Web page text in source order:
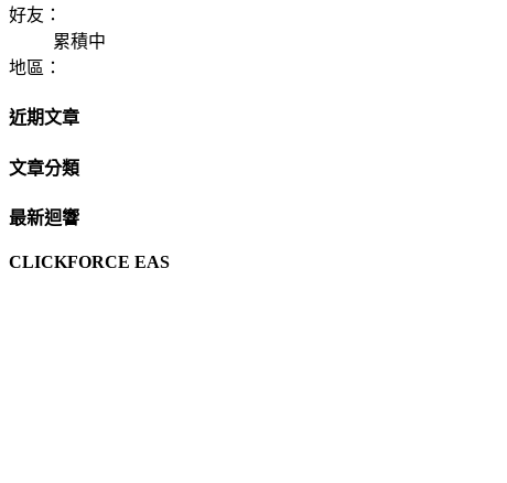
好友：
累積中
地區：
近期文章
文章分類
最新迴響
CLICKFORCE EAS